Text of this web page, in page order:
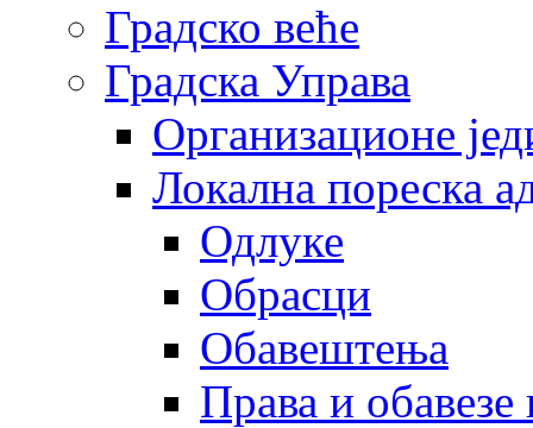
Градско веће
Градска Управа
Организационе
Локална пореска
Одлуке
Обрасци
Обавештења
Права и